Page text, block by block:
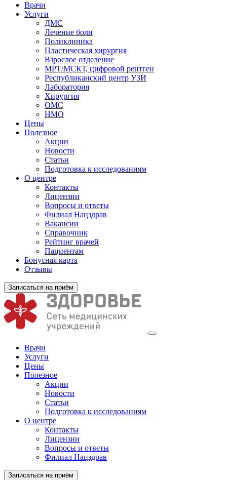
Врачи
Услуги
ДМС
Лечение боли
Поликлиника
Пластическая хирургия
Взрослое отделение
МРТ/МСКТ, цифровой рентген
Республиканский центр УЗИ
Лаборатория
Хирургия
ОМС
НМО
Цены
Полезное
Акции
Новости
Статьи
Подготовка к исследованиям
О центре
Контакты
Лицензии
Вопросы и ответы
Филиал Нацздрав
Вакансии
Справочник
Рейтинг врачей
Пациентам
Бонусная карта
Отзывы
Записаться на приём
Врачи
Услуги
Цены
Полезное
Акции
Новости
Статьи
Подготовка к исследованиям
О центре
Контакты
Лицензии
Вопросы и ответы
Филиал Нацздрав
Записаться на приём